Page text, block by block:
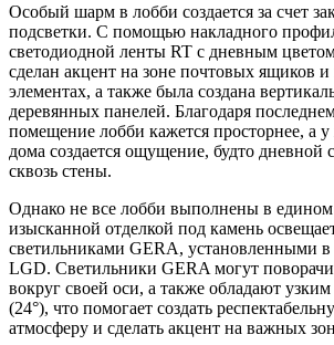
Особый шарм в лобби создается за счет
подсветки. С помощью накладного
светодиодной ленты RT с дневным
сделан акцент на зоне почтовых ящиков
элементах, а также была создана
деревянных панелей. Благодаря
помещение лобби кажется просторнее, а
дома создается ощущение, будто дневной
сквозь стены.
Однако не все лобби выполнены в
изысканной отделкой под камень
светильниками GERA, установленными в
LGD. Светильники GERA могут
вокруг своей оси, а также обладают
(24°), что помогает создать
атмосферу и сделать акцент на важных